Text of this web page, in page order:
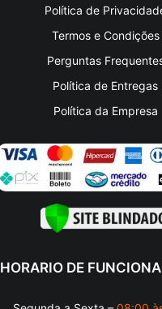
Política de
Termos e Condições
Perguntas
Política de Entregas
Política da Empresa
HORARIO DE